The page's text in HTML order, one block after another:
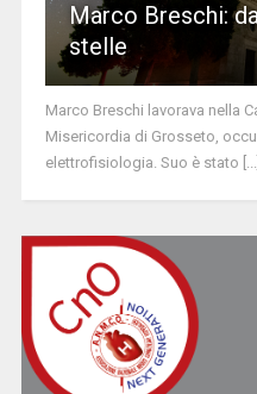
Marco Breschi:
stelle
Marco Breschi lavorava nella
Misericordia di Grosseto,
elettrofisiologia. Suo è stato [...]